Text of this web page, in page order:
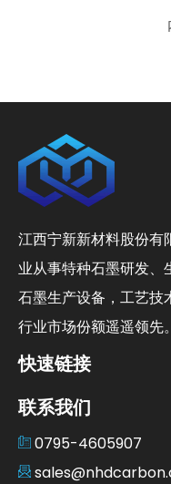
江西宁新新材料股份
业从事特种石墨研发、
石墨生产设备，工艺技
行业市场份额遥遥领先。
快速链接
联系我们
0795-4605907